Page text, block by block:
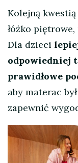
Kolejną
łóżko
Dla dzieci
odpowiedniej
prawidłowe
aby materac
zapewnić